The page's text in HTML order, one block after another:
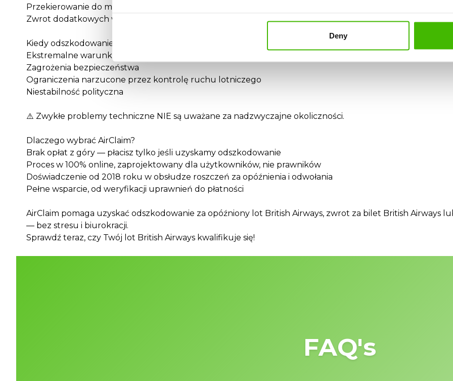
Deny
Przekierowanie do miejsca docelowego
Zwrot dodatkowych wydatków (zakwaterowanie, posiłki, transport)
Kiedy odszkodowanie British Airways nie jest przyznawane?
Ekstremalne warunki pogodowe
Zagrożenia bezpieczeństwa
Ograniczenia narzucone przez kontrolę ruchu lotniczego
Niestabilność polityczna
⚠️ Zwykłe problemy techniczne NIE są uważane za nadzwyczajne okoliczności.
Dlaczego wybrać AirClaim?
Brak opłat z góry — płacisz tylko jeśli uzyskamy odszkodowanie
Proces w 100% online, zaprojektowany dla użytkowników, nie prawników
Doświadczenie od 2018 roku w obsłudze roszczeń za opóźnienia i odwołania
Pełne wsparcie, od weryfikacji uprawnień do płatności
AirClaim pomaga uzyskać odszkodowanie za opóźniony lot British Airways, zwrot za bilet British Airways
— bez stresu i biurokracji.
Sprawdź teraz, czy Twój lot British Airways kwalifikuje się!
FAQ's